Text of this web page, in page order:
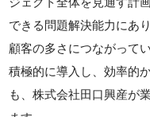
できる問題解決能力にあ
顧客の多さにつながって
積極的に導入し、効率的
も、株式会社田口興産が